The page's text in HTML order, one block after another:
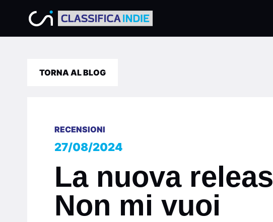
TORNA AL BLOG
RECENSIONI
27/08/2024
La nuova
Non mi vuoi